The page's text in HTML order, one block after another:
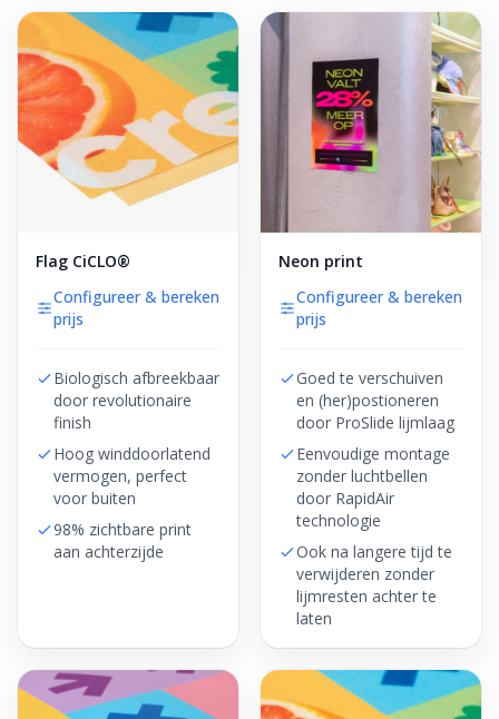
Flag CiCLO®
Configureer & bereken
prijs
Biologisch afbreekbaar
door revolutionaire
finish
Hoog winddoorlatend
vermogen, perfect
voor buiten
98% zichtbare print
aan achterzijde
Neon print
Configureer & bereken
prijs
Goed te verschuiven
en (her)postioneren
door ProSlide lijmlaag
Eenvoudige montage
zonder luchtbellen
door RapidAir
technologie
Ook na langere tijd te
verwijderen zonder
lijmresten achter te
laten